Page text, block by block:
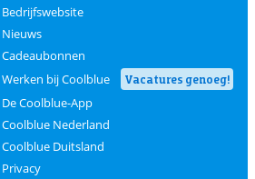
Bedrijfswebsite
Nieuws
Cadeaubonnen
Werken bij Coolblue
Vacatures genoeg!
De Coolblue-App
Coolblue Nederland
Coolblue Duitsland
Privacy